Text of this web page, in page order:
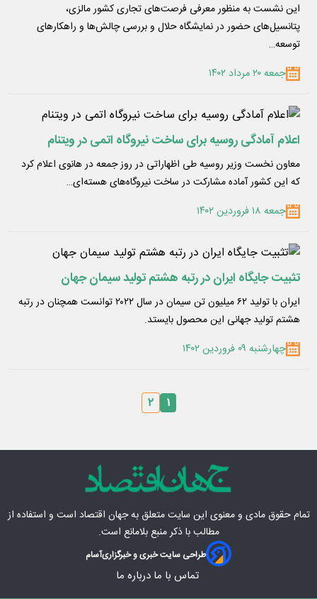
این نشست به منظور معرفی فرصت‌های تجاری کشور مالزی،
پتانسیل‌های حضور در نمایشگاه حلال و بررسی چالش‌ها و راهکارهای
توسعه…
جمعه ۲۰ مرداد ۱۴۰۲
اعلام آمادگی روسیه برای ساخت نیروگاه‌ اتمی در ویتنام
معاون نخست وزیر روسیه طی اظهاراتی در روز جمعه در هانوی اعلام کرد
که این کشور آماده مشارکت در ساخت نیروگاه‌های هسته‌ای…
جمعه ۱۸ فروردین ۱۴۰۲
تثبیت جایگاه ایران در رتبه هشتم تولید سیمان جهان
ایران با تولید ۶۲ میلیون تن سیمان در سال ۲۰۲۲ توانست همچنان در رتبه
هشتم تولید جهانی این محصول بایستد.
چهارشنبه ۰۹ فروردین ۱۴۰۲
۱ ۲
تمام حقوق مادی‌ و معنوی این سایت متعلق بهجهان اقتصاد است و استفاده از
مطالب با ذکر منبع بلامانع است.
طراحی سایت خبری و خبرگزاریآسام
تماس با ما درباره ما